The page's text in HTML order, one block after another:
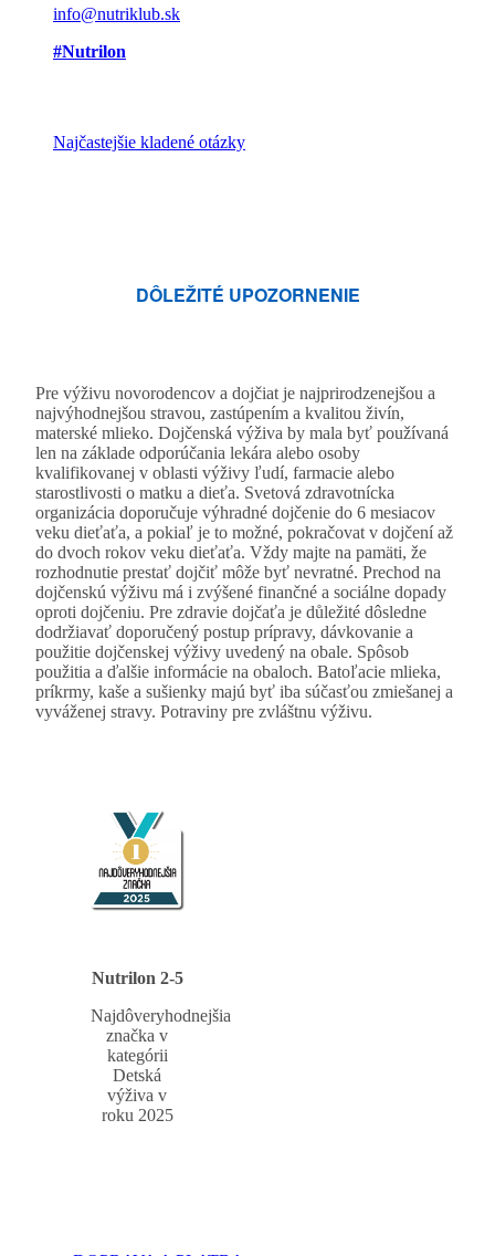
info@nutriklub.sk
#Nutrilon
Najčastejšie kladené otázky
DÔLEŽITÉ UPOZORNENIE
Pre výživu novorodencov a dojčiat je najprirodzenejšou a
najvýhodnejšou stravou, zastúpením a kvalitou živín,
materské mlieko. Dojčenská výživa by mala byť používaná
len na základe odporúčania lekára alebo osoby
kvalifikovanej v oblasti výživy ľudí, farmacie alebo
starostlivosti o matku a dieťa. Svetová zdravotnícka
organizácia doporučuje výhradné dojčenie do 6 mesiacov
veku dieťaťa, a pokiaľ je to možné, pokračovat v dojčení až
do dvoch rokov veku dieťaťa. Vždy majte na pamäti, že
rozhodnutie prestať dojčiť môže byť nevratné. Prechod na
dojčenskú výživu má i zvýšené finančné a sociálne dopady
oproti dojčeniu. Pre zdravie dojčaťa je důležité dôsledne
dodržiavať doporučený postup prípravy, dávkovanie a
použitie dojčenskej výživy uvedený na obale. Spôsob
použitia a ďalšie informácie na obaloch. Batoľacie mlieka,
príkrmy, kaše a sušienky majú byť iba súčasťou zmiešanej a
vyváženej stravy. Potraviny pre zvláštnu výživu.
Nutrilon 2-5
Najdôveryhodnejšia
značka v
kategórii
Detská
výživa v
roku 2025